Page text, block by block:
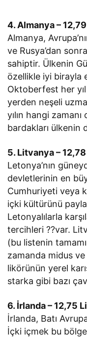
4. Almanya –
Almanya,
ve Rusya’dan
sahiptir. Ülkenin
özellikle iyi birayla
Oktoberfest her
yerden neşeli
yılın hangi
bardakları ülkenin
5. Litvanya –
Letonya’nın
devletlerinin en
Cumhuriyeti veya
içki kültürünü
Letonyalılarla
tercihleri ??var.
(bu listenin
zamanda midus
likörünün yerel
starka gibi bazı
6. İrlanda – 12,75
İrlanda, Batı
İçki içmek bu